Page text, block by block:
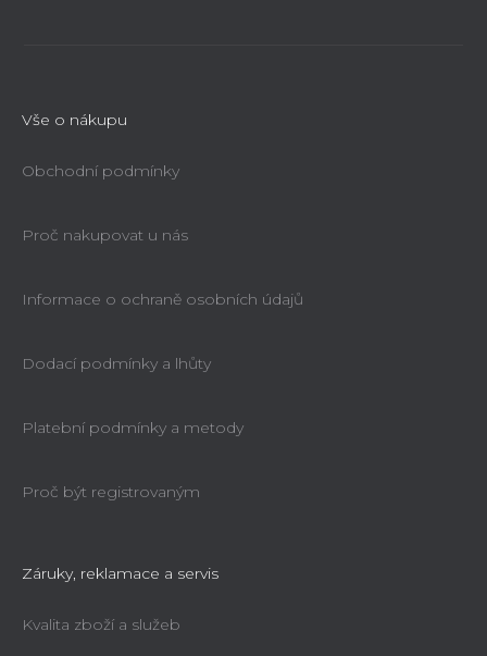
Vše o nákupu
Obchodní podmínky
Proč nakupovat u nás
Informace o ochraně osobních údajů
Dodací podmínky a lhůty
Platební podmínky a metody
Proč být registrovaným
Záruky, reklamace a servis
Kvalita zboží a služeb